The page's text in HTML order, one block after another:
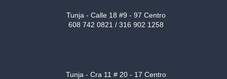
Tunja - Calle 18 #9 - 97 Centro
608 742 0821 / 316 902 1258
Tunja - Cra 11 # 20 - 17 Centro